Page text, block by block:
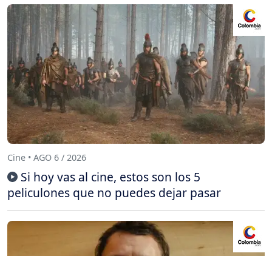
Cine • AGO 6 / 2026
Si hoy vas al cine, estos son los 5
peliculones que no puedes dejar pasar